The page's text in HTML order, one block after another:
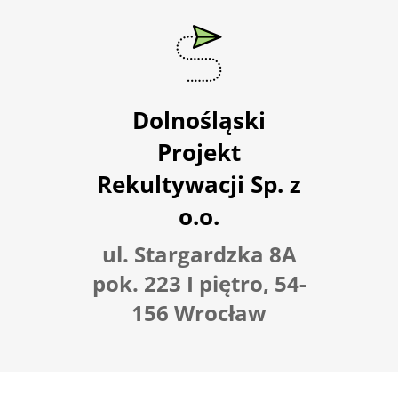
Dolnośląski
Projekt
Rekultywacji Sp. z
o.o.
ul. Stargardzka 8A
pok. 223 I piętro, 54-
156 Wrocław